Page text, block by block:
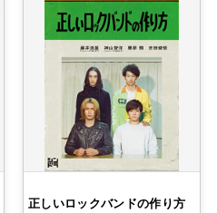
正しいロックバンドの作り方